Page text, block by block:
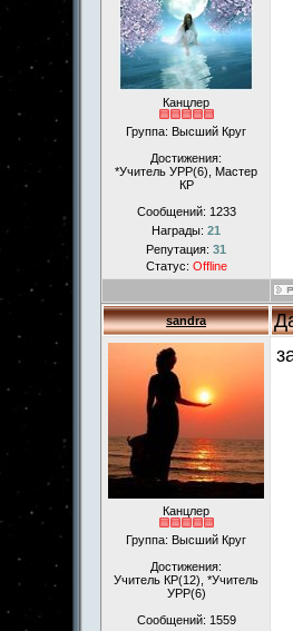
Канцлер
Группа: Высший Круг
Достижения:
*Учитель УРР(6), Мастер
КР
Сообщений: 1233
Награды: 21
Репутация: 31
Статус: Offline
sandra
Канцлер
Группа: Высший Круг
Достижения:
Учитель КР(12), *Учитель
УРР(6)
Сообщений: 1559